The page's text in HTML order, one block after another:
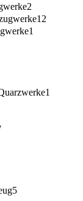
2
12
1
1
5